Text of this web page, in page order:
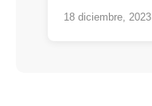
18 diciembre, 2023